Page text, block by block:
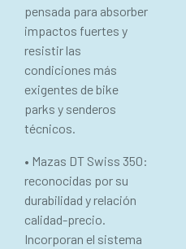
pensada para absorber
impactos fuertes y
resistir las
condiciones más
exigentes de bike
parks y senderos
técnicos.
• Mazas DT Swiss 350:
reconocidas por su
durabilidad y relación
calidad-precio.
Incorporan el sistema